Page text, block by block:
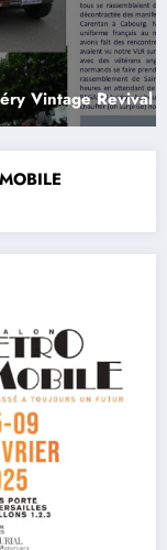
et D DAY